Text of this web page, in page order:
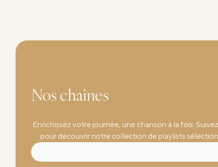
Nos chaînes
Enrichissez votre journée, une chanson à la fois.
pour découvrir notre collection de playlists